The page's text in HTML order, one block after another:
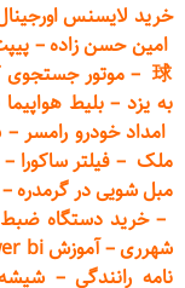
خرید لایسنس اورجینال ویندوز
امین حسن زاده–
球
– موتور جستجوی
به یزد–بلیط
امداد خودرو رامسر–
ملک – فیلتر ساکورا –
مبل شویی در گرمدره–
–خرید دستگاه
شهرری–آموزش power bi
نامه رانندگی–